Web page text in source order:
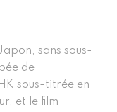
sans sous-
de
sous-titrée en
et le film